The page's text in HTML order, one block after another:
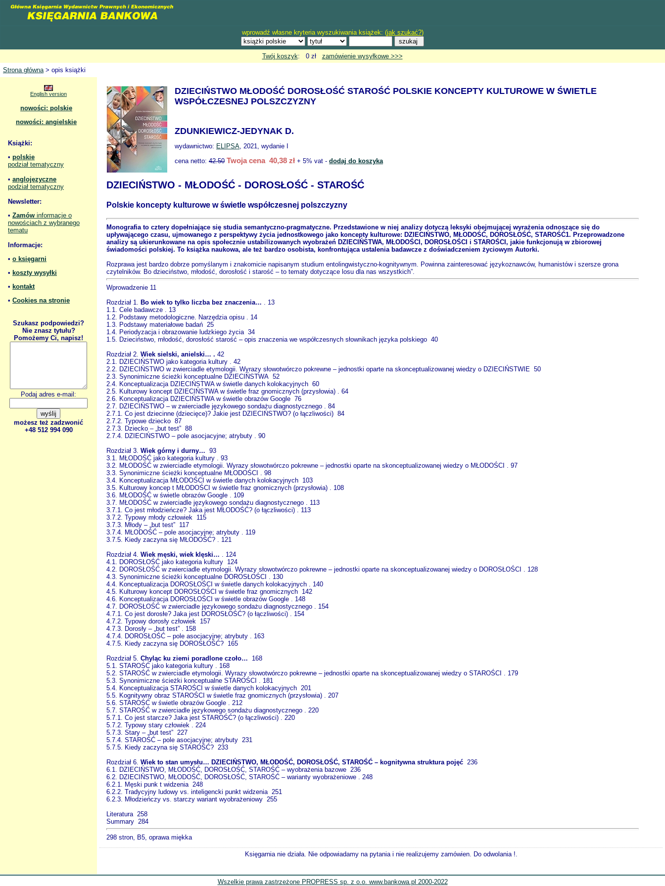
wprowadź własne kryteria wyszukiwania książek: (jak szukać?)
Twój koszyk: 0 zł zamówienie wysyłkowe >>>
Strona główna> opis książki
English version
nowości: polskie
nowości: angielskie
Książki:
• polskie
podział tematyczny
• anglojęzyczne
podział tematyczny
Newsletter:
• Zamów informacje o
nowościach z wybranego
tematu
Informacje:
• o księgarni
• koszty wysyłki
• kontakt
• Cookies na stronie
Szukasz podpowiedzi?
Nie znasz tytułu?
Pomożemy Ci, napisz!
Podaj adres e-mail:
możesz też zadzwonić
+48 512 994 090
DZIECIŃSTWO MŁODOŚĆ DOROSŁOŚĆ STAROŚĆ POLSKIE KONCEPTY KULTUROWE W ŚWIETLE
WSPÓŁCZESNEJ POLSZCZYZNY
ZDUNKIEWICZ-JEDYNAK D.
wydawnictwo: ELIPSA, 2021, wydanie I
cena netto: 42.50 Twoja cena 40,38 zł + 5% vat - dodaj do koszyka
DZIECIŃSTWO - MŁODOŚĆ - DOROSŁOŚĆ - STAROŚĆ
Polskie koncepty kulturowe w świetle współczesnej polszczyzny
Monografia to cztery dopełniające się studia semantyczno-pragmatyczne. Przedstawione w niej analizy dotyczą leksyki obejmującej wyrażenia odnoszące się do
upływającego czasu, ujmowanego z perspektywy życia jednostkowego jako koncepty kulturowe: DZIECIŃSTWO, MŁODOŚĆ, DOROSŁOŚĆ, STAROŚĆ1. Przeprowadzone
analizy są ukierunkowane na opis społecznie ustabilizowanych wyobrażeń DZIECIŃSTWA, MŁODOŚCI, DOROSŁOŚCI i STAROŚCI, jakie funkcjonują w zbiorowej
świadomości polskiej. To książka naukowa, ale też bardzo osobista, konfrontująca ustalenia badawcze z doświadczeniem życiowym Autorki.
Rozprawa jest bardzo dobrze pomyślanym i znakomicie napisanym studium entolingwistyczno-kognitywnym. Powinna zainteresować językoznawców, humanistów i szersze grona
czytelników. Bo dzieciństwo, młodość, dorosłość i starość – to tematy dotyczące losu dla nas wszystkich”.
Wprowadzenie 11
Rozdział 1.
Bo wiek to tylko liczba bez znaczenia… . 13
1.1. Cele badawcze . 13
1.2. Podstawy metodologiczne. Narzędzia opisu . 14
1.3. Podstawy materiałowe badań 25
1.4. Periodyzacja i obrazowanie ludzkiego życia 34
1.5. Dzieciństwo, młodość, dorosłość starość – opis znaczenia we współczesnych słownikach języka polskiego 40
Rozdział 2. Wiek sielski, anielski… . 42
2.1. DZIECIŃSTWO jako kategoria kultury . 42
2.2. DZIECIŃSTWO w zwierciadle etymologii. Wyrazy słowotwórczo pokrewne – jednostki oparte na skonceptualizowanej wiedzy o DZIECIŃSTWIE 50
2.3. Synonimiczne ścieżki konceptualne DZIECIŃSTWA 52
2.4. Konceptualizacja DZIECIŃSTWA w świetle danych kolokacyjnych 60
2.5. Kulturowy koncept DZIECIŃSTWA w świetle fraz gnomicznych (przysłowia) . 64
2.6. Konceptualizacja DZIECIŃSTWA w świetle obrazów Google 76
2.7. DZIECIŃSTWO – w zwierciadle językowego sondażu diagnostycznego . 84
2.7.1. Co jest dziecinne (dziecięce)? Jakie jest DZIECIŃSTWO? (o łączliwości) 84
2.7.2. Typowe dziecko 87
2.7.3. Dziecko – „but test” 88
2.7.4. DZIECIŃSTWO – pole asocjacyjne; atrybuty . 90
Rozdział 3. Wiek górny i durny… 93
3.1. MŁODOŚĆ jako kategoria kultury . 93
3.2. MŁODOŚĆ w zwierciadle etymologii. Wyrazy słowotwórczo pokrewne – jednostki oparte na skonceptualizowanej wiedzy o MŁODOŚCI . 97
3.3. Synonimiczne ścieżki konceptualne MŁODOŚCI . 98
3.4. Konceptualizacja MŁODOŚCI w świetle danych kolokacyjnych 103
3.5. Kulturowy koncep t MŁODOŚCI w świetle fraz gnomicznych (przysłowia) . 108
3.6. MŁODOŚĆ w świetle obrazów Google . 109
3.7. MŁODOŚĆ w zwierciadle językowego sondażu diagnostycznego . 113
3.7.1. Co jest młodzieńcze? Jaka jest MŁODOŚĆ? (o łączliwości) . 113
3.7.2. Typowy młody człowiek 115
3.7.3. Młody – „but test” 117
3.7.4. MŁODOŚĆ – pole asocjacyjne; atrybuty . 119
3.7.5. Kiedy zaczyna się MŁODOŚĆ? . 121
Rozdział 4. Wiek męski, wiek klęski…
. 124
4.1. DOROSŁOŚĆ jako kategoria kultury 124
4.2. DOROSŁOŚĆ w zwierciadle etymologii. Wyrazy słowotwórczo pokrewne – jednostki oparte na skonceptualizowanej wiedzy o DOROSŁOŚCI . 128
4.3. Synonimiczne ścieżki konceptualne DOROSŁOŚCI . 130
4.4. Konceptualizacja DOROSŁOŚCI w świetle danych kolokacyjnych . 140
4.5. Kulturowy koncept DOROSŁOŚCI w świetle fraz gnomicznych 142
4.6. Konceptualizacja DOROSŁOŚCI w świetle obrazów Google . 148
4.7. DOROSŁOŚĆ w zwierciadle językowego sondażu diagnostycznego . 154
4.7.1. Co jest dorosłe? Jaka jest DOROSŁOŚĆ? (o łączliwości) . 154
4.7.2. Typowy dorosły człowiek 157
4.7.3. Dorosły – „but test” . 158
4.7.4. DOROSŁOŚĆ – pole asocjacyjne; atrybuty . 163
4.7.5. Kiedy zaczyna się DOROSŁOŚĆ? 165
Rozdział 5. Chyląc ku ziemi poradlone czoło… 168
5.1. STAROŚĆ jako kategoria kultury . 168
5.2. STAROŚĆ w zwierciadle etymologii. Wyrazy słowotwórczo pokrewne – jednostki oparte na skonceptualizowanej wiedzy o STAROŚCI . 179
5.3. Synonimiczne ścieżki konceptualne STAROŚCI . 181
5.4. Konceptualizacja STAROŚCI w świetle danych kolokacyjnych 201
5.5. Kognitywny obraz STAROŚCI w świetle fraz gnomicznych (przysłowia) . 207
5.6. STAROŚĆ w świetle obrazów Google . 212
5.7. STAROŚĆ w zwierciadle językowego sondażu diagnostycznego . 220
5.7.1. Co jest starcze? Jaka jest STAROŚĆ? (o łączliwości) . 220
5.7.2. Typowy stary człowiek . 224
5.7.3. Stary – „but test” 227
5.7.4. STAROŚĆ – pole asocjacyjne; atrybuty 231
5.7.5. Kiedy zaczyna się STAROŚĆ? 233
Rozdział 6. Wiek to stan umysłu… DZIECIŃSTWO, MŁODOŚĆ, DOROSŁOŚĆ, STAROŚĆ – kognitywna struktura pojęć 236
6.1. DZIECIŃSTWO, MŁODOŚĆ, DOROSŁOŚĆ, STAROŚĆ – wyobrażenia bazowe 236
6.2. DZIECIŃSTWO, MŁODOŚĆ, DOROSŁOŚĆ, STAROŚĆ ‒ warianty wyobrażeniowe . 248
6.2.1. Męski punk t widzenia 248
6.2.2. Tradycyjny ludowy vs. inteligencki punkt widzenia 251
6.2.3. Młodzieńczy vs. starczy wariant wyobrażeniowy 255
Literatura 258
Summary 284
298 stron, B5, oprawa miękka
Księgarnia nie działa. Nie odpowiadamy na pytania i nie realizujemy zamówien. Do odwolania !.
Wszelkie prawa zastrzeżone PROPRESS sp. z o.o. www.bankowa.pl 2000-2022